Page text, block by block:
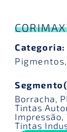
Categoria:
Pigmentos,
Borracha,
Tintas
Impressão,
Tintas